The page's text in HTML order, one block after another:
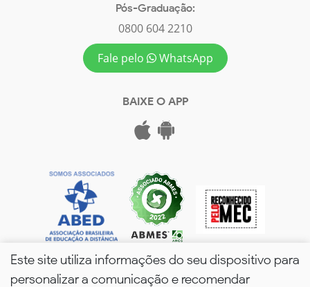
Pós-Graduação:
0800 604 2210
Fale pelo
WhatsApp
BAIXE O APP
Este site utiliza informações do seu dispositivo para
personalizar a comunicação e recomendar